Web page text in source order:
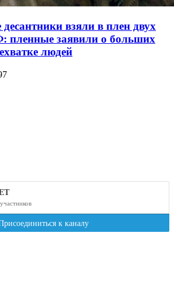
взяли в плен двух
пленные заявили о больших
людей